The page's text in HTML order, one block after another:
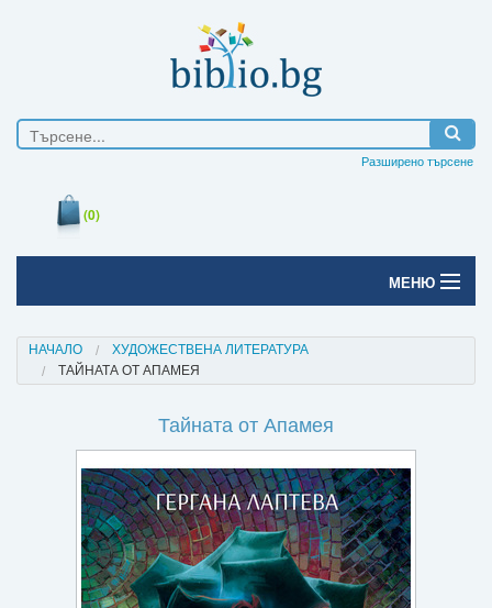
Разширено търсене
(0)
МЕНЮ
Печатни книги
Е-списания
Подаръци
НАЧАЛО
ХУДОЖЕСТВЕНА ЛИТЕРАТУРА
ТАЙНАТА ОТ АПАМЕЯ
Тайната от Апамея